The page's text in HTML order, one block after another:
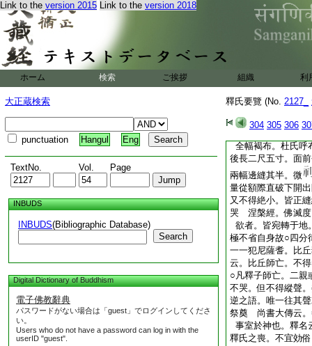
Link to the version 2015 Link to the version 2018
ホーム 検索 ご挨拶 組織 利
大正蔵検索
punctuation Hangul Eng
TextNo. Vol. Page
INBUDS
INBUDS(Bibliographic Database)
Search
Digital Dictionary of Buddhism
電子佛教辭典
パスワードがない場合は「guest」でログインしてくださ
い。
Users who do not have a password can log in with the
userID "guest".
釋氏要覽 (No. 2127_
304 305 306
曰。削使方爲母象
言。痛在心自成服
此非釋氏所要因言
其杖故委曲注之
白
以扶身明不以死傷
不杖。以其不能病
了無常。雖喪親以
何必杖乎。非是不
禮宗致不同故。其
全幅褐布。杜氏呼
後長二尺五寸。面
兩幅邊縫其半。微
量從額際直破下開
又不得絶小。皆正
哭 涅槃經。佛滅度
欲者。皆宛轉于地
極不省自身故○四分
一一犯尼薩耆。比
云。比丘師亡。不
○凡釋子師亡。二親
不哭。但不得縱聲
逆之語。唯一往其
祭奠 尚書大傳云。
事室於神也。釋名
釋氏之喪。不宜効